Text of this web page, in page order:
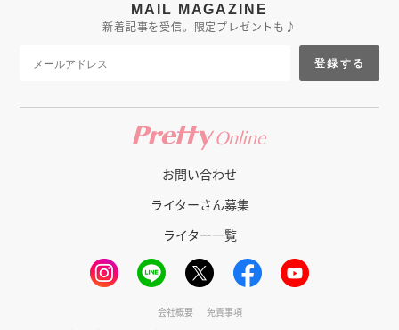
MAIL MAGAZINE
新着記事を受信。限定プレゼントも♪
登録する
お問い合わせ
ライターさん募集
ライター一覧
会社概要
免責事項